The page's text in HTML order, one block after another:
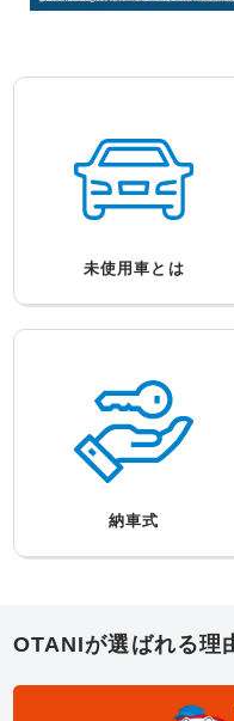
未使用車とは
納車式
OTANIが選ばれる理